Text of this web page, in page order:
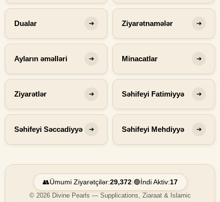
Dualar ➔ Ziyarətnamələr ➔
Ayların əməlləri ➔ Minacatlar ➔
Ziyarətlər ➔ Səhifeyi Fatimiyyə ➔
Səhifeyi Səccadiyyə ➔ Səhifeyi Mehdiyyə ➔
👥Ümumi Ziyarətçilər:29,372| 🟢 İndi Aktiv:17
© 2026 Divine Pearls — Supplications, Ziaraat & Islamic